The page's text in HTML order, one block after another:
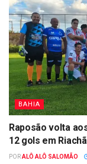
BAHIA
Raposão volta
12 gols em
PORALÔ ALÔ SALOMÃO